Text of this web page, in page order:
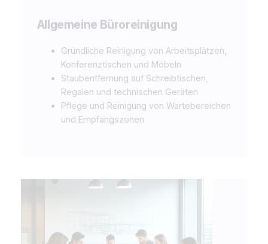
Allgemeine Büroreinigung
Gründliche Reinigung von Arbeitsplätzen,
Konferenztischen und Möbeln
Staubentfernung auf Schreibtischen,
Regalen und technischen Geräten
Pflege und Reinigung von Wartebereichen
und Empfangszonen